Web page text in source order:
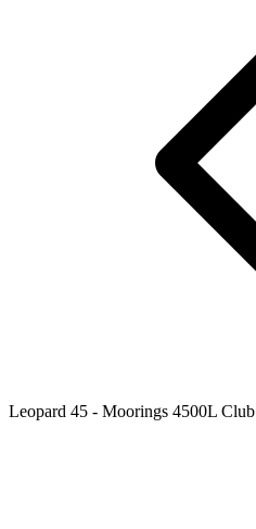
Leopard 45 - Moorings 4500L Club